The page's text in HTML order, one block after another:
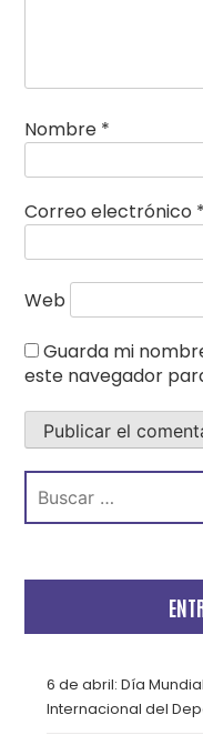
Nombre *
Correo electrónico *
Web
Guarda mi
este navegador
Buscar:
6 de abril: Día
Internacional del